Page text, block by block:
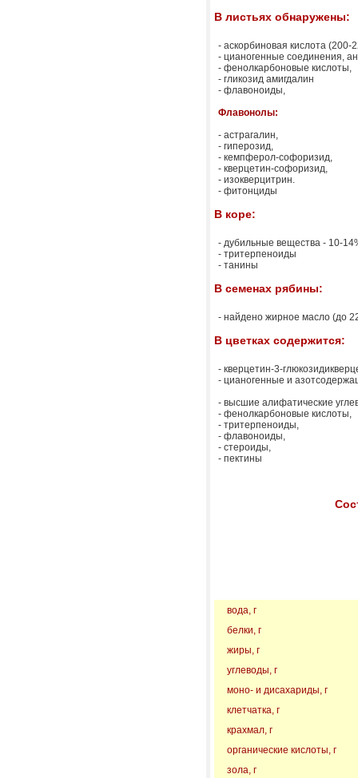
В листьях обнаружены:
- аскорбиновая кислота (200-
- цианогенные соединения,
- фенолкарбоновые кислоты,
- гликозид амигдалин
- флавоноиды,
Флавонолы:
- астрагалин,
- гиперозид,
- кемпферол-софоризид,
- кверцетин-софоризид,
- изокверцитрин.
- фитонциды
В коре:
- дубильные вещества - 10-
- тритерпеноиды
- танины
В семенах рябины:
- найдено жирное масло (до
В цветках содержится:
- кверцетин-3-
- цианогенные и
- высшие алифатические
- фенолкарбоновые кислоты,
- тритерпеноиды,
- флавоноиды,
- стероиды,
- пектины
вода, г
белки, г
жиры, г
углеводы, г
моно- и дисахариды, г
клетчатка, г
крахмал, г
органические кислоты, г
зола, г